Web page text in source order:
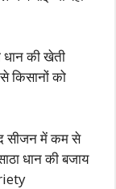
धान की खेती
किसानों को
सीजन में कम से
धान की बजाय